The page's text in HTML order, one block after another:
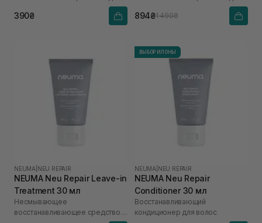
390₴ 894₴1 490₴
NEUMA NEU REPAIR
NEUMA Neu Repair Leave-in
Treatment 30 мл
Несмывающее
восстанавливающее средство
ВЫБОР ИЛОНЫ
NEUMA NEU REPAIR
NEUMA Neu Repair
Conditioner 30 мл
Восстанавливающий
кондиционер для волос